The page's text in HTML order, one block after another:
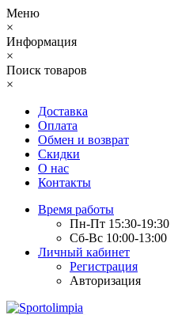
Меню
×
Информация
×
Поиск товаров
×
Доставка
Оплата
Обмен и возврат
Скидки
О нас
Контакты
Время работы
Пн-Пт 15:30-19:30
Сб-Вс 10:00-13:00
Личный кабинет
Регистрация
Авторизация